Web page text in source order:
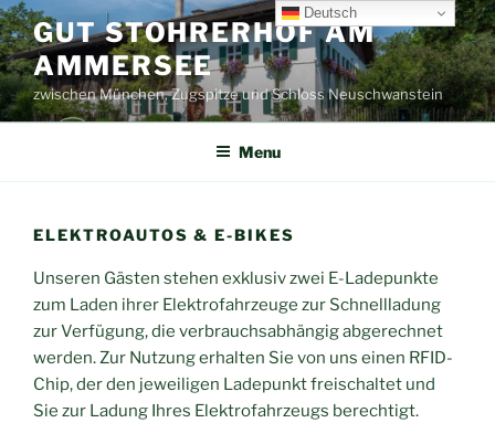
Skip
to
content
GUT STOHRERHOF AM
AMMERSEE
zwischen München, Zugspitze und Schloss Neuschwanstein
Menu
ELEKTROAUTOS & E-BIKES
Unseren Gästen stehen exklusiv zwei E-Ladepunkte
zum Laden ihrer Elektrofahrzeuge zur Schnellladung
zur Verfügung, die verbrauchsabhängig abgerechnet
werden. Zur Nutzung erhalten Sie von uns einen RFID-
Chip, der den jeweiligen Ladepunkt freischaltet und
Sie zur Ladung Ihres Elektrofahrzeugs berechtigt.
Deutsch